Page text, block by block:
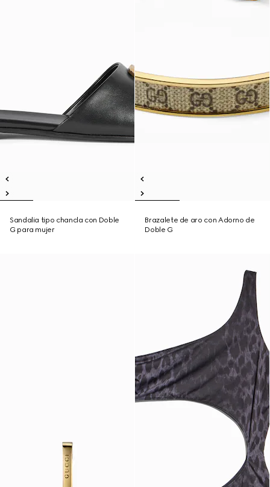
Sandalia tipo chancla con Doble
G para mujer
Brazalete de aro con Adorno de
Doble G